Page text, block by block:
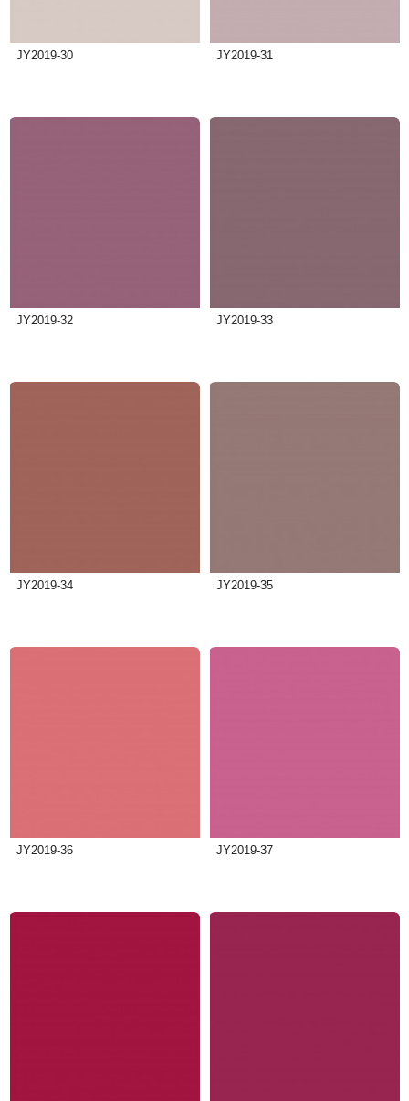
JY2019-30 JY2019-31
JY2019-32 JY2019-33
JY2019-34 JY2019-35
JY2019-36 JY2019-37